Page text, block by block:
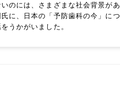
のには、さまざまな社会背景があ
に、日本の「予防歯科の今」につ
うかがいました。